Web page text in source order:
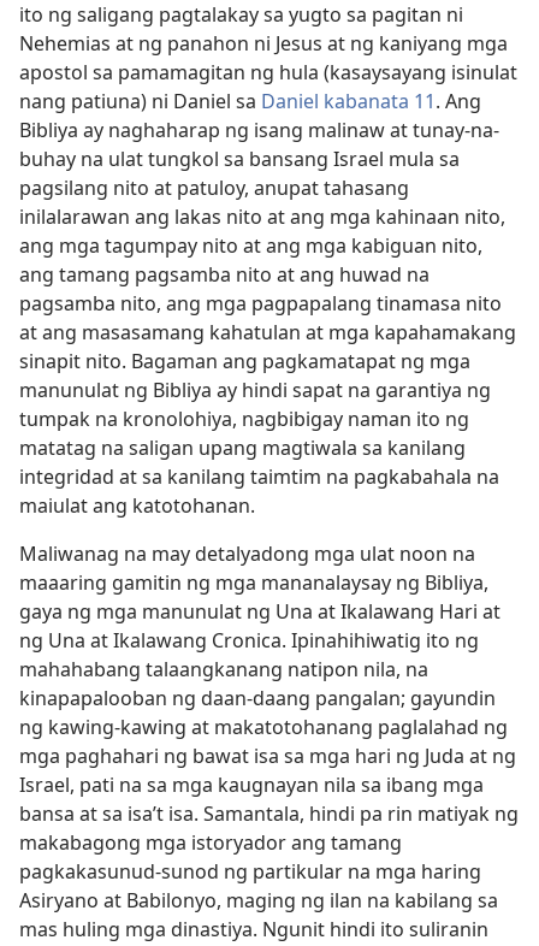
ito ng saligang pagtalakay sa yugto sa pagitan ni
Nehemias at ng panahon ni Jesus at ng kaniyang mga
apostol sa pamamagitan ng hula (kasaysayang isinulat
nang patiuna) ni Daniel sa Daniel kabanata 11. Ang
Bibliya ay naghaharap ng isang malinaw at tunay-na-
buhay na ulat tungkol sa bansang Israel mula sa
pagsilang nito at patuloy, anupat tahasang
inilalarawan ang lakas nito at ang mga kahinaan nito,
ang mga tagumpay nito at ang mga kabiguan nito,
ang tamang pagsamba nito at ang huwad na
pagsamba nito, ang mga pagpapalang tinamasa nito
at ang masasamang kahatulan at mga kapahamakang
sinapit nito. Bagaman ang pagkamatapat ng mga
manunulat ng Bibliya ay hindi sapat na garantiya ng
tumpak na kronolohiya, nagbibigay naman ito ng
matatag na saligan upang magtiwala sa kanilang
integridad at sa kanilang taimtim na pagkabahala na
maiulat ang katotohanan.
Maliwanag na may detalyadong mga ulat noon na
maaaring gamitin ng mga mananalaysay ng Bibliya,
gaya ng mga manunulat ng Una at Ikalawang Hari at
ng Una at Ikalawang Cronica. Ipinahihiwatig ito ng
mahahabang talaangkanang natipon nila, na
kinapapalooban ng daan-daang pangalan; gayundin
ng kawing-kawing at makatotohanang paglalahad ng
mga paghahari ng bawat isa sa mga hari ng Juda at ng
Israel, pati na sa mga kaugnayan nila sa ibang mga
bansa at sa isa’t isa. Samantala, hindi pa rin matiyak ng
makabagong mga istoryador ang tamang
pagkakasunud-sunod ng partikular na mga haring
Asiryano at Babilonyo, maging ng ilan na kabilang sa
mas huling mga dinastiya. Ngunit hindi ito suliranin